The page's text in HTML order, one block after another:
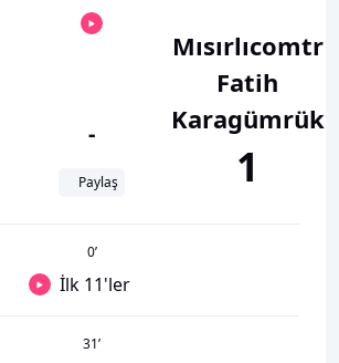
-
Paylaş
Mısırlıcomtr
Fatih
Karagümrük
1
0’
İlk 11'ler
31’